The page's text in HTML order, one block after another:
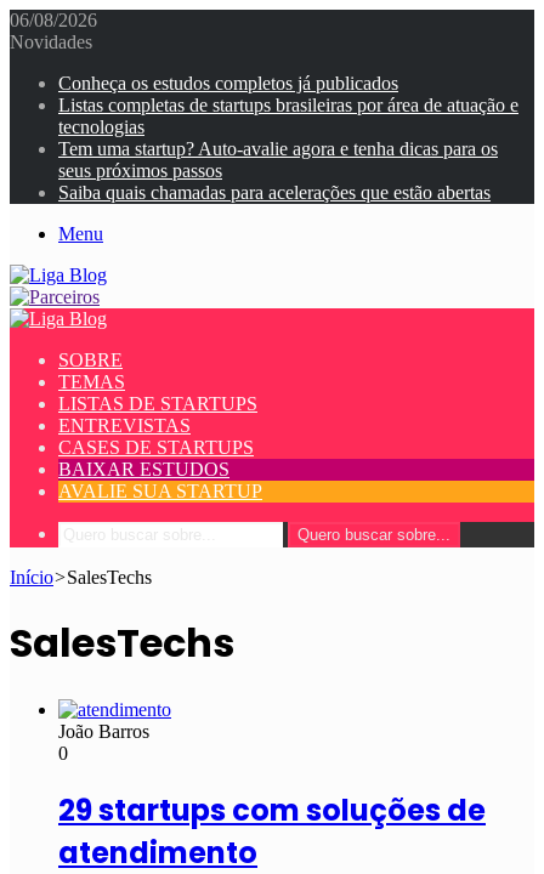
06/08/2026
Novidades
Conheça os estudos completos já publicados
Listas completas de startups brasileiras por área de atuação e
tecnologias
Tem uma startup? Auto-avalie agora e tenha dicas para os
seus próximos passos
Saiba quais chamadas para acelerações que estão abertas
Menu
SOBRE
TEMAS
LISTAS DE STARTUPS
ENTREVISTAS
CASES DE STARTUPS
BAIXAR ESTUDOS
AVALIE SUA STARTUP
Quero buscar sobre...
Início>SalesTechs
SalesTechs
João Barros
0
29 startups com soluções de
atendimento